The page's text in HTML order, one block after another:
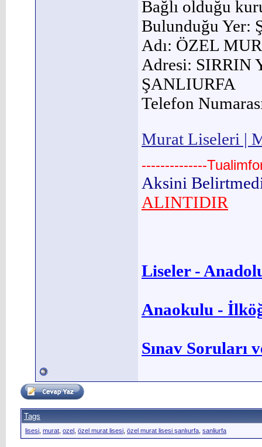
Bağlı olduğu
Bulunduğu Yer:
Adı: ÖZEL
Adresi: SIRRIN
ŞANLIURFA
Telefon
Murat Liseleri |
--------------
Aksini
ALINTIDIR
Liseler -
Anaokulu -
Sınav Soruları
Tags
lisesi murat ozel özel murat lisesi özel murat lisesi şanlıurfa sanliurfa